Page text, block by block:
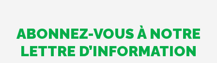
ABONNEZ-VOUS À NOTRE
LETTRE D’INFORMATION